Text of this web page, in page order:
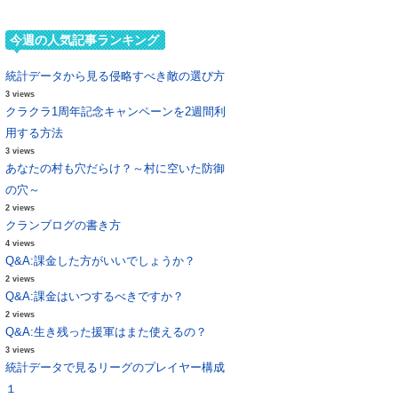
今週の人気記事ランキング
統計データから見る侵略すべき敵の選び方
3 views
クラクラ1周年記念キャンペーンを2週間利
用する方法
3 views
あなたの村も穴だらけ？～村に空いた防御
の穴～
2 views
クランブログの書き方
4 views
Q&A:課金した方がいいでしょうか？
2 views
Q&A:課金はいつするべきですか？
2 views
Q&A:生き残った援軍はまた使えるの？
3 views
統計データで見るリーグのプレイヤー構成
１